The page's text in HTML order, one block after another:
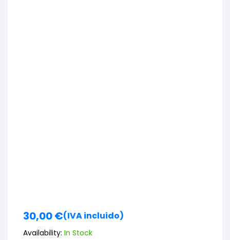
30,00€(IVA incluido)
Availability: In Stock